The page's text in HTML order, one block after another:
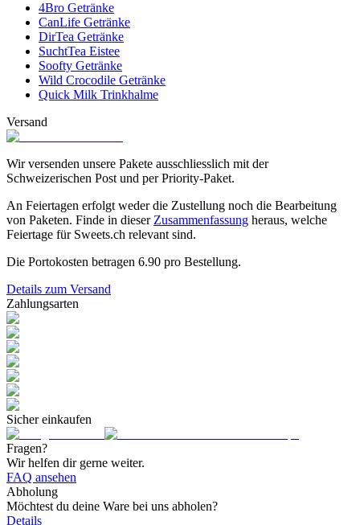
4Bro Getränke
CanLife Getränke
DirTea Getränke
SuchtTea Eistee
Soofty Getränke
Wild Crocodile Getränke
Quick Milk Trinkhalme
Versand
Wir versenden unsere Pakete ausschliesslich mit der
Schweizerischen Post und per Priority-Paket.
An Feiertagen erfolgt weder die Zustellung noch die Bearbeitung
von Paketen. Finde in dieser Zusammenfassung heraus, welche
Feiertage für Sweets.ch relevant sind.
Die Portokosten betragen 6.90 pro Bestellung.
Details zum Versand
Zahlungsarten
Sicher einkaufen
Fragen?
Wir helfen dir gerne weiter.
FAQ ansehen
Abholung
Möchtest du deine Ware bei uns abholen?
Details